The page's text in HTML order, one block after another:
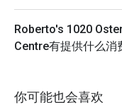
Roberto's 1020
Centre有提供什么消
你可能也会喜欢